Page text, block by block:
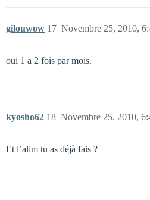
gilouwow Novembre 25, 2010,
17
oui 1 a 2 fois par mois.
kyosho62 Novembre 25, 2010,
18
Et l’alim tu as déjà fais ?